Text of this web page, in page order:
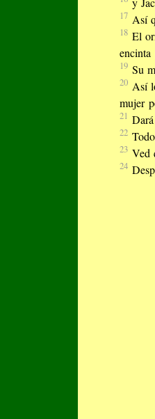
17 Así
18 El
19 Su
20 Así
mujer
21
22
23 Ved
24